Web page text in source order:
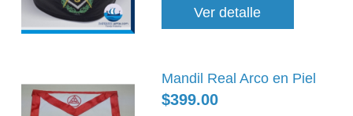
Ver detalle
Mandil Real Arco en Piel
$399.00